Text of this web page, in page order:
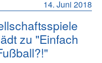
14. Juni 2018
zu "Einfach